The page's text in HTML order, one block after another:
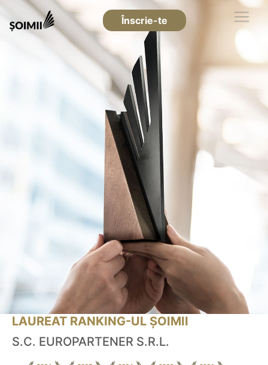
Înscrie-te
LAUREAT RANKING-UL ȘOIMII
S.C. EUROPARTENER S.R.L.